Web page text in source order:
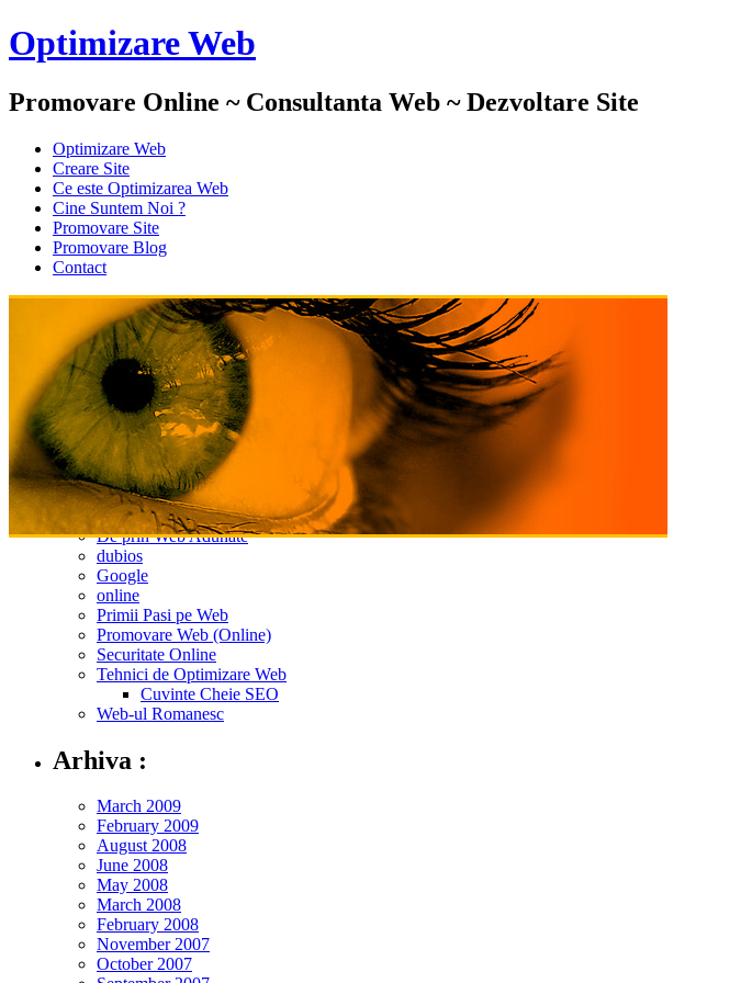
Optimizare Web
Promovare Online ~ Consultanta Web ~ Dezvoltare Site
Optimizare Web
Creare Site
Ce este Optimizarea Web
Cine Suntem Noi ?
Promovare Site
Promovare Blog
Contact
Optimizare Web :
Bani pe Net
De prin Web Adunate
dubios
Google
online
Primii Pasi pe Web
Promovare Web (Online)
Securitate Online
Tehnici de Optimizare Web
Cuvinte Cheie SEO
Web-ul Romanesc
Arhiva :
March 2009
February 2009
August 2008
June 2008
May 2008
March 2008
February 2008
November 2007
October 2007